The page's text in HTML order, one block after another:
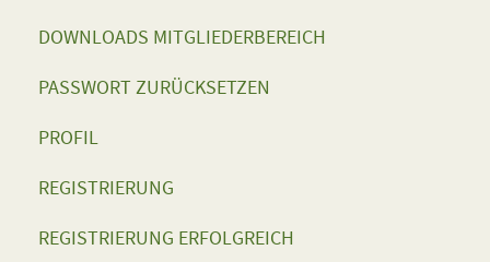
DOWNLOADS MITGLIEDERBEREICH
PASSWORT ZURÜCKSETZEN
PROFIL
REGISTRIERUNG
REGISTRIERUNG ERFOLGREICH